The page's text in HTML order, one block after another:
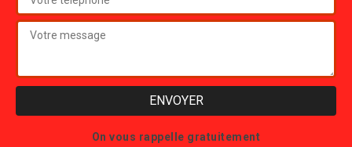
On vous rappelle gratuitement